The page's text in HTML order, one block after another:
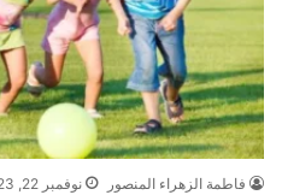
فاطمة الزهراء المنصور نوفمبر 22, 2023